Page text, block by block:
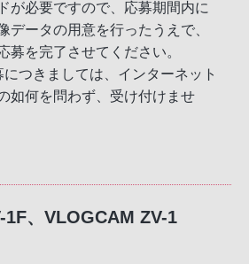
が必要ですので、応募期間内に
データの用意を行ったうえで、
募を完了させてください。
つきましては、インターネット
如何を問わず、受け付けませ
、VLOGCAM ZV-1